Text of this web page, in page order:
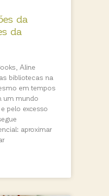
da
da
Aline
bibliotecas na
em tempos
um mundo
pelo excesso
aproximar